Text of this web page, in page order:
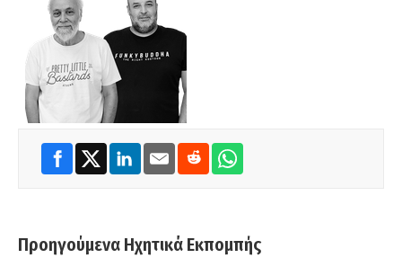
Προηγούμενα Ηχητικά Εκπομπής